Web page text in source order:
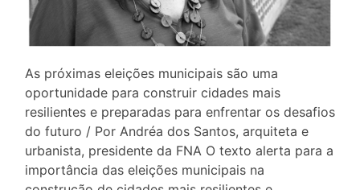
As próximas eleições municipais são uma
oportunidade para construir cidades mais
resilientes e preparadas para enfrentar os desafios
do futuro / Por Andréa dos Santos, arquiteta e
urbanista, presidente da FNA O texto alerta para a
importância das eleições municipais na